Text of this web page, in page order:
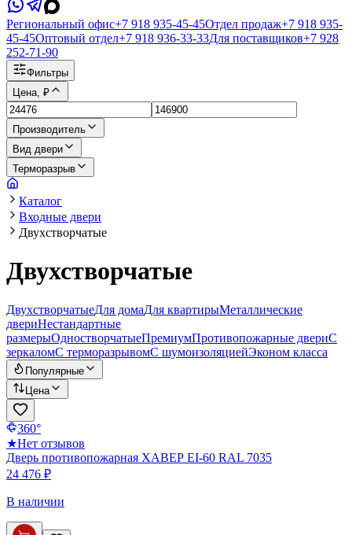
Региональный офис+7 918 935-45-45Отдел продаж+7 918 935-
45-45Оптовый отдел+7 918 936-33-33Для поставщиков+7 928
252-71-90
Фильтры
Цена, ₽
Производитель
Вид двери
Терморазрыв
Каталог
Входные двери
Двухстворчатые
Двухстворчатые
ДвухстворчатыеДля домаДля квартирыМеталлические
двериНестандартные
размерыОдностворчатыеПремиумПротивопожарные двериС
зеркаломС терморазрывомС шумоизоляциейЭконом класса
Популярные
Цена
360°
★Нет отзывов
Дверь противопожарная ХАВЕР EI-60 RAL 7035
24 476 ₽
В наличии